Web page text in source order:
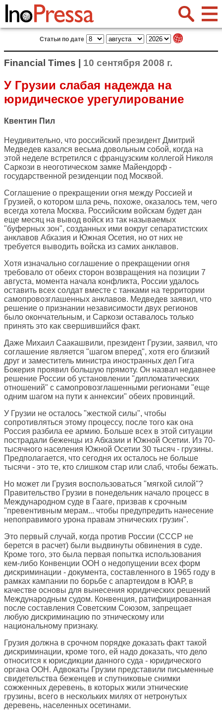
Статьи по дате
Financial Times | 10 сентября 2008 г.
У Грузии слабая надежда на
юридическое урегулирование
Квентин Пил
Неудивительно, что российский президент Дмитрий
Медведев казался весьма довольным собой, когда на
этой неделе встретился с французским коллегой Николя
Саркози в неоготическом замке Майендорф -
государственной резиденции под Москвой.
Соглашение о прекращении огня между Россией и
Грузией, о котором шла речь, похоже, оказалось тем, чего
всегда хотела Москва. Российским войскам будет дан
еще месяц на вывод войск из так называемых
"буферных зон", созданных ими вокруг сепаратистских
анклавов Абхазия и Южная Осетия, но от них не
требуется выводить войска из самих анклавов.
Хотя изначально соглашение о прекращении огня
требовало от обеих сторон возвращения на позиции 7
августа, момента начала конфликта, России удалось
оставить всех солдат вместе с танками на территории
самопровозглашенных анклавов. Медведев заявил, что
решение о признании независимости двух регионов
было окончательным, и Саркози оставалось только
принять это как свершившийся факт.
Даже Михаил Саакашвили, президент Грузии, заявил, что
соглашение является "шагом вперед", хотя его близкий
друг и заместитель министра иностранных дел Гига
Бокерия проявил большую прямоту. Он назвал недавнее
решение России об установлении "дипломатических
отношений" с самопровозглашенными регионами "еще
одним шагом на пути к аннексии" обеих провинций.
У Грузии не осталось "жесткой силы", чтобы
сопротивляться этому процессу, после того как она
Россия разбила ее армию. Больше всех в этой ситуации
пострадали беженцы из Абхазии и Южной Осетии. Из 70-
тысячного населения Южной Осетии 30 тысяч - грузины.
Предполагается, что сегодня их осталось не больше
тысячи - это те, кто слишком стар или слаб, чтобы бежать.
Но может ли Грузия воспользоваться "мягкой силой"?
Правительство Грузии в понедельник начало процесс в
Международном суде в Гааге, призвав к срочным
"превентивным мерам... чтобы предупредить нанесение
непоправимого урона правам этнических грузин".
Это первый случай, когда против России (СССР не
берется в расчет) были выдвинуты обвинения в суде.
Кроме того, это была первая попытка использования
кем-либо Конвенции ООН о недопущении всех форм
дискриминации - документа, составленного в 1965 году в
рамках кампании по борьбе с апартеидом в ЮАР, в
качестве основы для вынесения юридических решений
Международным судом. Конвенция, ратифицированная
после составления Советским Союзом, запрещает
любую дискриминацию по этническому или
национальному признаку.
Грузия должна в срочном порядке доказать факт такой
дискриминации, кроме того, ей надо доказать, что дело
относится к юрисдикции данного суда - юридического
органа ООН. Адвокаты Грузии представили письменные
свидетельства беженцев и спутниковые снимки
сожженных деревень, в которых жили этнические
грузины, всего в нескольких милях от нетронутых
деревень, населенных осетинами.